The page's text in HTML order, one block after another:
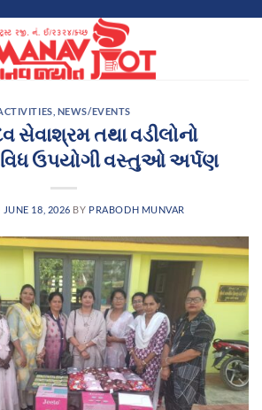
NEWS/EVENTS
સેવાશ્રમ તથા વડીલોનો
ઉપયોગી વસ્તુઓ અર્પણ
JUNE 18, 2026 BY PRABODH MUNVAR